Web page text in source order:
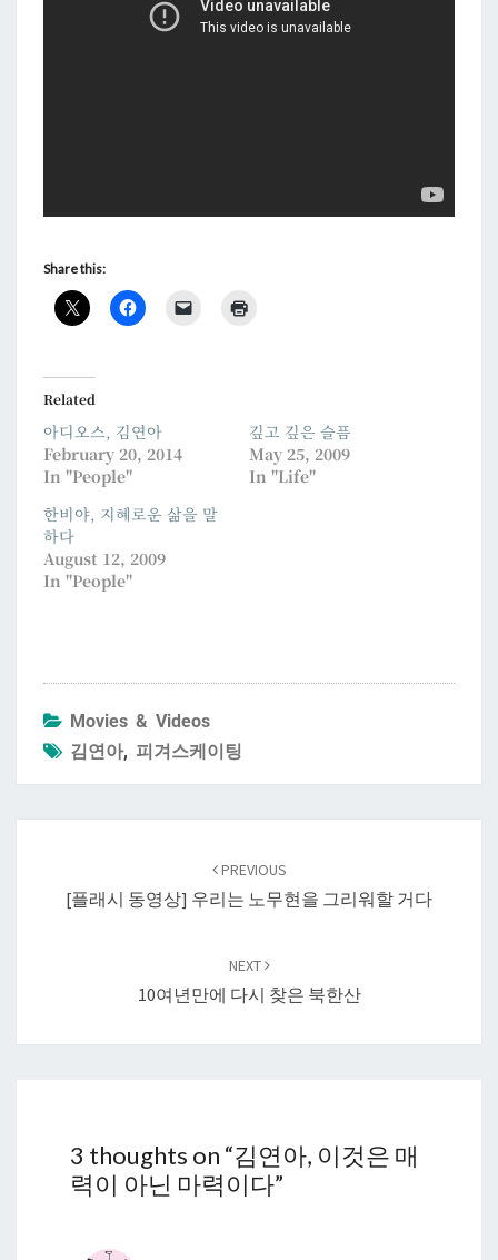
Share this:
Related
아디오스, 김연아
February 20, 2014
In "People"
깊고 깊은 슬픔
May 25, 2009
In "Life"
한비야, 지혜로운 삶을 말
하다
August 12, 2009
In "People"
Movies & Videos
김연아, 피겨스케이팅
PREVIOUS
[플래시 동영상] 우리는 노무현을 그리워할 거다
NEXT
10여년만에 다시 찾은 북한산
3 thoughts on “김연아, 이것은 매
력이 아닌 마력이다”